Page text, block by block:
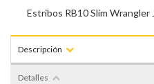
Estribos RB10 Slim
Descripción
Detalles